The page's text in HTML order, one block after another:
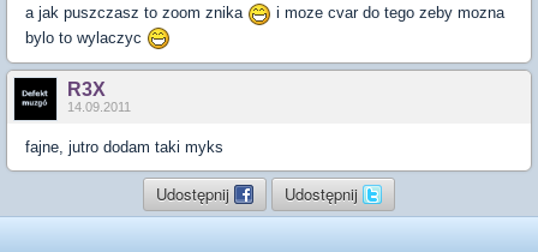
a jak puszczasz to zoom znika
i moze cvar do tego zeby mozna
bylo to wylaczyc
R3X
14.09.2011
fajne, jutro dodam taki myks
Udostępnij Udostępnij